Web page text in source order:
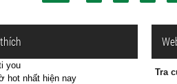
you
hot nhất hiện nay
Tra